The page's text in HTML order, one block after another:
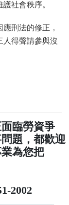
社會秩序。
刑法的修正，
人得聲請參與沒
臨勞資爭
題，都歡迎
為您把
2002